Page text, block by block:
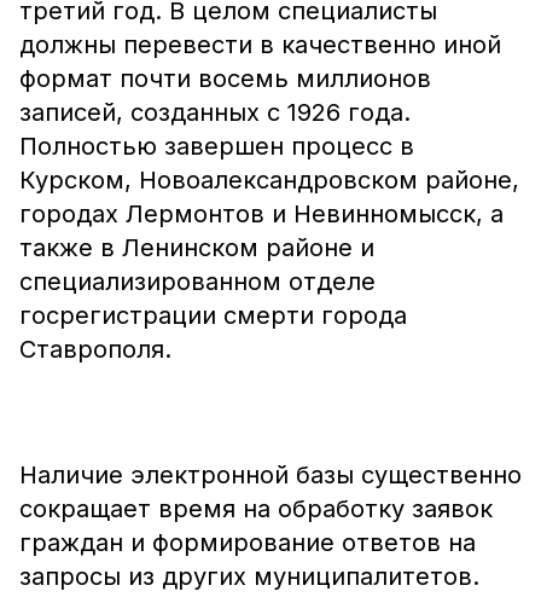
третий год. В целом специалисты
должны перевести в качественно иной
формат почти восемь миллионов
записей, созданных с 1926 года.
Полностью завершен процесс в
Курском, Новоалександровском районе,
городах Лермонтов и Невинномысск, а
также в Ленинском районе и
специализированном отделе
госрегистрации смерти города
Ставрополя.
Наличие электронной базы существенно
сокращает время на обработку заявок
граждан и формирование ответов на
запросы из других муниципалитетов.